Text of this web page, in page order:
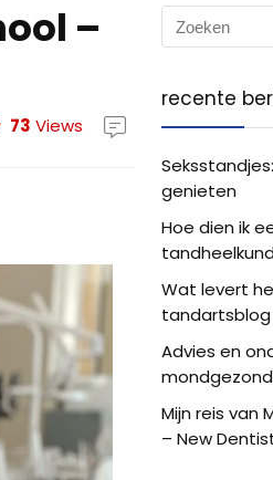
–
73 Views
recente
genieten
Hoe dien ik
Wat levert
tandartsblog
Advies en
Mijn reis van
– New